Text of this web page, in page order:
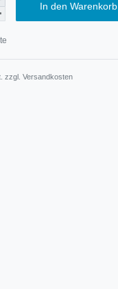
In den Warenkorb
zzgl. Versandkosten